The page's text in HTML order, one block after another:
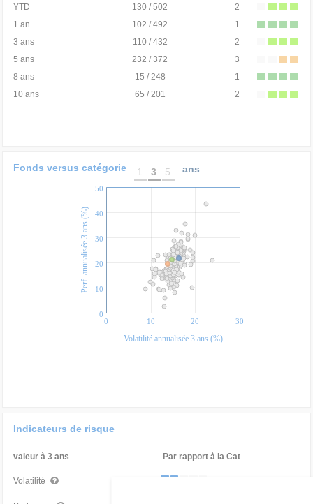
YTD
130 / 502
2
1 an
102 / 492
1
3 ans
110 / 432
2
5 ans
232 / 372
3
8 ans
15 / 248
1
10 ans
65 / 201 2
Fonds versus catégorie 1 3 5 ans
0
10
20
30
40
50
Perf. annualisée 3 ans (%)
0 10 20 30
Volatilité annualisée 3 ans (%)
Indicateurs de risque
valeur à 3 ans Par rapport à la Cat
Volatilité 16,40 % Mauvais